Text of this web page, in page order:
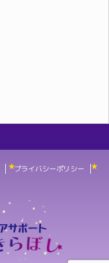
プライバシーポリシー